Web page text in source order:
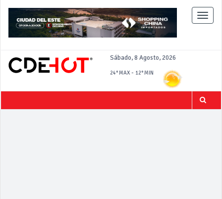
Sábado, 8 Agosto, 2026
24°MAX - 12°MIN
Toggle